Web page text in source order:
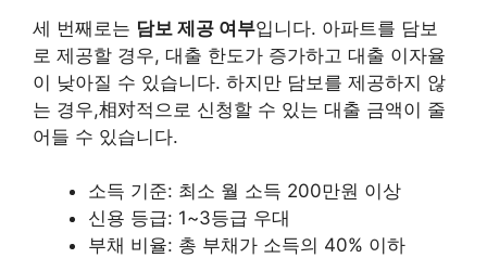
세 번째로는 담보 제공 여부입니다. 아파트를 담보
로 제공할 경우, 대출 한도가 증가하고 대출 이자율
이 낮아질 수 있습니다. 하지만 담보를 제공하지 않
는 경우,相对적으로 신청할 수 있는 대출 금액이 줄
어들 수 있습니다.
소득 기준: 최소 월 소득 200만원 이상
신용 등급: 1~3등급 우대
부채 비율: 총 부채가 소득의 40% 이하